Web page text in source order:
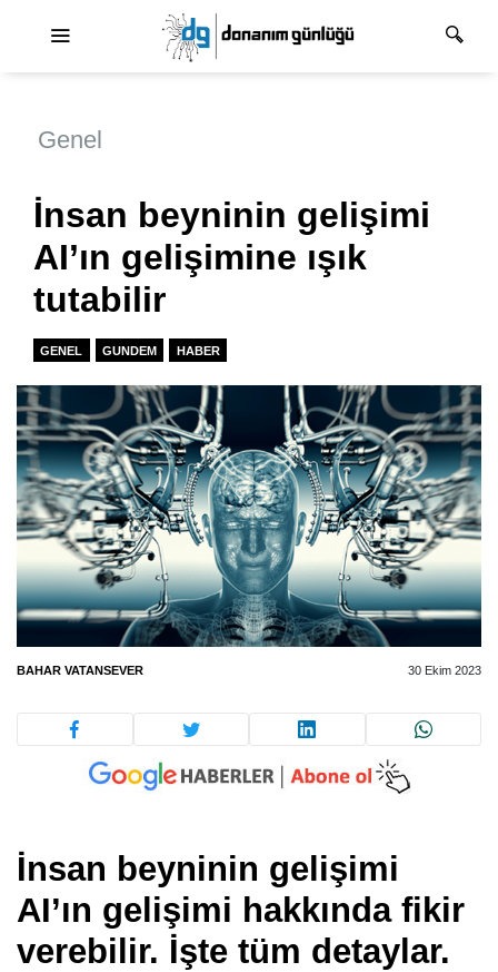
Genel
İnsan beyninin gelişimi
AI’ın gelişimine ışık
tutabilir
GENEL GUNDEM HABER
BAHAR VATANSEVER 30 Ekim 2023
İnsan beyninin gelişimi
AI’ın gelişimi hakkında fikir
verebilir. İşte tüm detaylar.